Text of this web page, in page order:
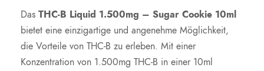
Das THC-B Liquid 1.500mg – Sugar Cookie 10ml
bietet eine einzigartige und angenehme Möglichkeit,
die Vorteile von THC-B zu erleben. Mit einer
Konzentration von 1.500mg THC-B in einer 10ml